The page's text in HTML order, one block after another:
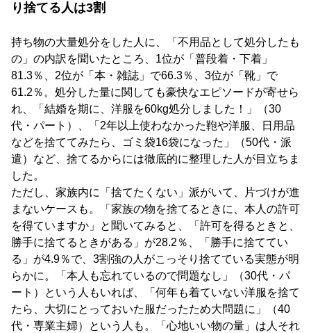
り捨てる人は3割
持ち物の大量処分をした人に、「不用品として処分したも
の」の内訳を聞いたところ、1位が「普段着・下着」
81.3％、2位が「本・雑誌」で66.3％、3位が「靴」で
61.2％。処分した量に関しても豪快なエピソードが寄せら
れ、「結婚を期に、洋服を60kg処分しました！」（30
代・パート）、「2年以上使わなかった鞄や洋服、日用品
などを捨ててみたら、ゴミ袋16袋になった」（50代・派
遣）など、捨てるからには徹底的に整理した人が目立ちま
した。
ただし、家族内に「捨てたくない」派がいて、片づけが進
まないケースも。「家族の物を捨てるときに、本人の許可
を得ていますか」と聞いてみると、「許可を得るときと、
勝手に捨てるときがある」が28.2％、「勝手に捨ててい
る」が4.9％で、3割強の人がこっそり捨てている実態が明
らかに。「本人も忘れているので問題なし」（30代・パ
ート）という人もいれば、「何年も着ていない洋服を捨て
たら、大切にとっておいた服だったため大問題に」（40
代・専業主婦）という人も。「心地いい物の量」は人それ